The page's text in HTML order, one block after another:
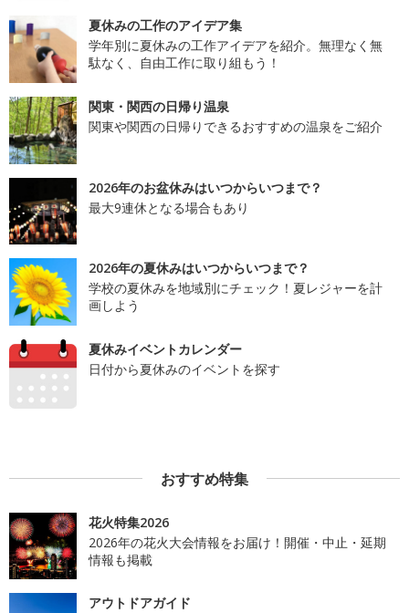
夏休みの工作のアイデア集
学年別に夏休みの工作アイデアを紹介。無理なく無
駄なく、自由工作に取り組もう！
関東・関西の日帰り温泉
関東や関西の日帰りできるおすすめの温泉をご紹介
2026年のお盆休みはいつからいつまで？
最大9連休となる場合もあり
2026年の夏休みはいつからいつまで？
学校の夏休みを地域別にチェック！夏レジャーを計
画しよう
夏休みイベントカレンダー
日付から夏休みのイベントを探す
おすすめ特集
花火特集2026
2026年の花火大会情報をお届け！開催・中止・延期
情報も掲載
アウトドアガイド